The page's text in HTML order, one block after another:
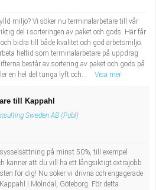
miljö? Vi söker nu terminalarbetare till vår
del i sorteringen av paket och gods. Här får
bidra till både kvalitet och god arbetsmiljö.
heltid som terminalarbetare på uppdrag
består av sortering av paket och gods på
en hel del tunga lyft och...
Visa mer
till Kappahl
Sweden AB (Publ)
på minst 50%, till exempel
känner att du vill ha ett långsiktigt extrajobb
för dig! Nu söker vi drivna och engagerade
i Mölndal, Göteborg. För detta